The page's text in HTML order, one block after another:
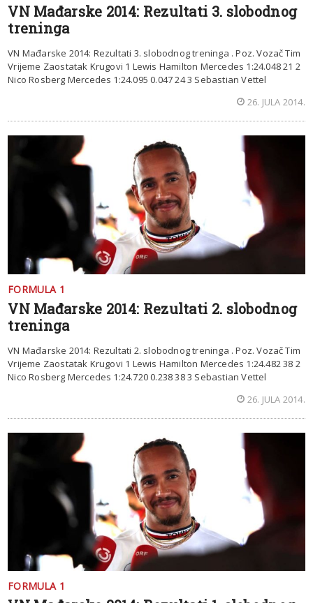
VN Mađarske 2014: Rezultati 3. slobodnog
treninga
VN Mađarske 2014: Rezultati 3. slobodnog treninga . Poz. Vozač Tim
Vrijeme Zaostatak Krugovi 1 Lewis Hamilton Mercedes 1:24.048 21 2
Nico Rosberg Mercedes 1:24.095 0.047 24 3 Sebastian Vettel
26. JULA 2014.
FORMULA 1
VN Mađarske 2014: Rezultati 2. slobodnog
treninga
VN Mađarske 2014: Rezultati 2. slobodnog treninga . Poz. Vozač Tim
Vrijeme Zaostatak Krugovi 1 Lewis Hamilton Mercedes 1:24.482 38 2
Nico Rosberg Mercedes 1:24.720 0.238 38 3 Sebastian Vettel
26. JULA 2014.
FORMULA 1